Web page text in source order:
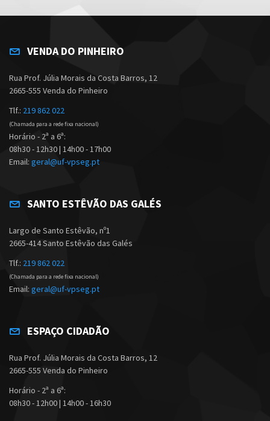
VENDA DO PINHEIRO
Rua Prof. Júlia Morais da Costa Barros, 12
2665-555 Venda do Pinheiro
Tlf.: 219 862 022
(Chamada para a rede fixa nacional)
Horário - 2ª a 6ª:
08h30 - 12h30 | 14h00 - 17h00
Email: geral@uf-vpseg.pt
SANTO ESTÊVÃO DAS GALÉS
Largo de Santo Estêvão, nº1
2665-414 Santo Estêvão das Galés
Tlf.: 219 862 022
(Chamada para a rede fixa nacional)
Email: geral@uf-vpseg.pt
ESPAÇO CIDADÃO
Rua Prof. Júlia Morais da Costa Barros, 12
2665-555 Venda do Pinheiro
Horário - 2ª a 6ª:
08h30 - 12h00 | 14h00 - 16h30